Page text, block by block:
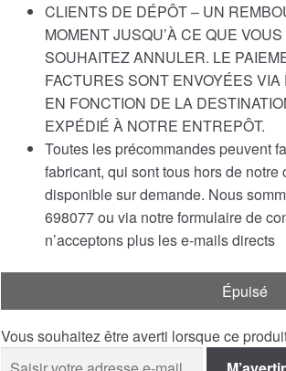
CLIENTS DE DÉPÔT – UN
MOMENT JUSQU’À CE QUE
SOUHAITEZ ANNULER. LE
FACTURES SONT ENVOYÉES
EN FONCTION DE LA
EXPÉDIÉ À NOTRE ENTREPÔT.
Toutes les précommandes peuvent
fabricant, qui sont tous hors de
disponible sur demande. Nous
698077 ou via notre formulaire de
n’acceptons plus les e-mails directs
Épuisé
Vous souhaitez être averti lorsque ce